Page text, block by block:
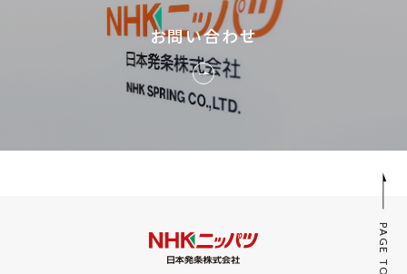
お問い合わせ
PAGE TOP